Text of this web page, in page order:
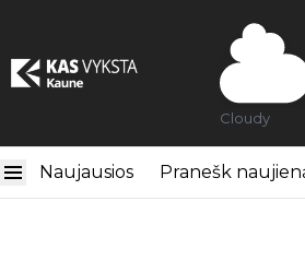
Cloudy
Naujausios Pranešk